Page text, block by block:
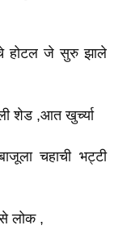
होटल जे सुरु झाले
शेड ,आत खुर्च्या
चहाची भट्टी
लोक ,